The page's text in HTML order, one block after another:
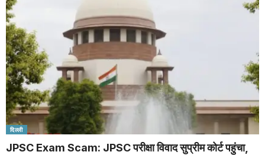
दिल्ली
JPSC Exam Scam: JPSC परीक्षा विवाद सुप्रीम कोर्ट पहुंचा,